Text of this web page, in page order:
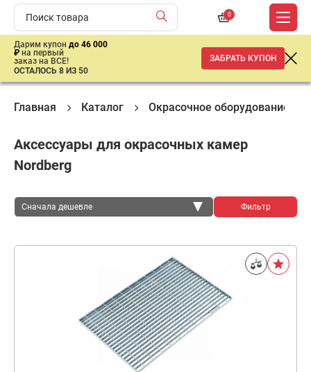
0
Дарим купон до 46 000
₽ на первый
заказ на ВСЕ!
ОСТАЛОСЬ 8 ИЗ 50
ЗАБРАТЬ КУПОН
Главная Каталог Окрасочное оборудование
Аксессуары для окрасочных камер
Nordberg
Сначала дешевле Фильтр